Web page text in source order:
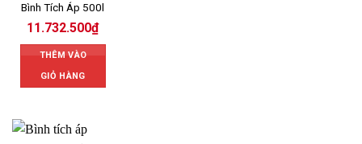
Bình Tích Áp 500l
11.732.500₫
THÊM VÀO
GIỎ HÀNG